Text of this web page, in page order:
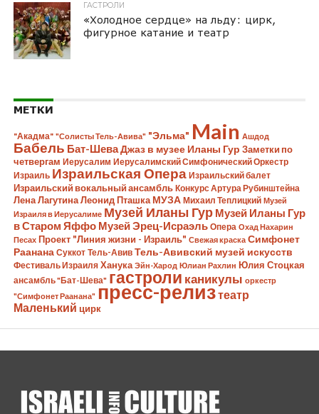
ГАСТРОЛИ
«Холодное сердце» на льду: цирк,
фигурное катание и театр
МЕТКИ
"Акадма" "Солисты Тель-Авива" "Эльма" Main Ашдод
Бабель Бат-ШеваДжаз в музее Иланы Гур Заметки по
четвергам Иерусалим Иерусалимский Симфонический Оркестр
Израиль Израильская Опера Израильский балет
Израильский вокальный ансамбль Конкурс Артура Рубинштейна
Лена Лагутина Леонид Пташка МУЗА Михаил Теплицкий Музей
Израиля в Иерусалиме Музей Иланы Гур Музей Иланы Гур
в Старом Яффо Музей Эрец-Исраэль Опера Охад Нахарин
Песах Проект "Линия жизни - Израиль" Свежая краска Симфонет
Раанана Суккот Тель-Авив Тель-Авивский музей искусств
Фестиваль Израиля Ханука Эйн-Харод Юлиан Рахлин Юлия Стоцкая
ансамбль "Бат-Шева" гастроли каникулы оркестр
"Симфонет Раанана" пресс-релизтеатр
Маленький цирк